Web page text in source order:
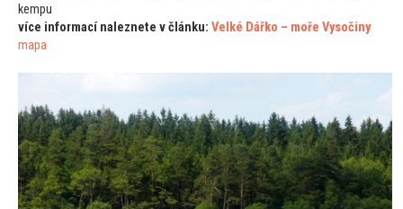
kempu
více informací naleznete v článku: Velké Dářko – moře Vysočiny
mapa